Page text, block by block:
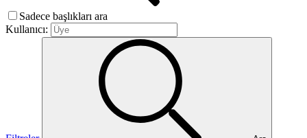
Sadece başlıkları ara
Kullanıcı: